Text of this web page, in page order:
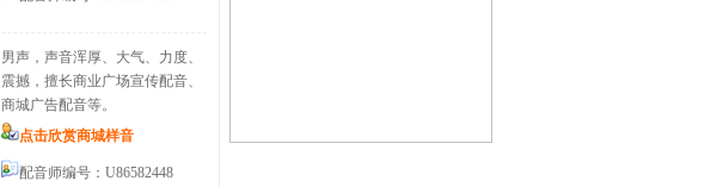
男声，声音浑厚、大气、力度、
震撼，擅长商业广场宣传配音、
商城广告配音等。
点击欣赏商城样音
配音师编号：U86582448